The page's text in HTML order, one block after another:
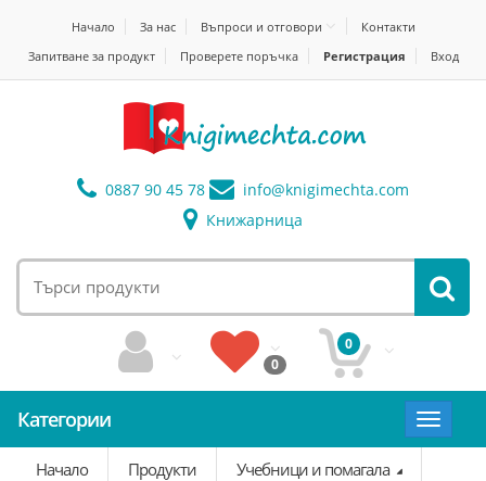
Начало За нас Въпроси и отговори
Контакти
Запитване за продукт
Проверете поръчка Регистрация Вход
0887 90 45 78 info@knigimechta.com
Книжарница
0
0
Категории
Toggle
Начало
Продукти Учебници и помагала